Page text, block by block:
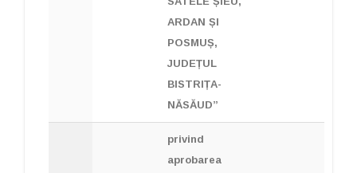
ARDAN ȘI
POSMUȘ,
JUDEȚUL
BISTRIȚA-
NĂSĂUD”
privind
aprobarea